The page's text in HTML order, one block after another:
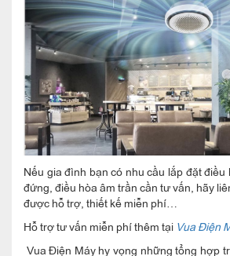
Nếu gia đình bạn có nhu cầu lắp đặt điều
đứng, điều hòa âm trần cần tư vấn, hãy
được hỗ trợ, thiết kế miễn phí…
Hỗ trợ tư vấn miễn phí thêm tại Vua Điện
Vua Điện Máy hy vọng những tổng hợp